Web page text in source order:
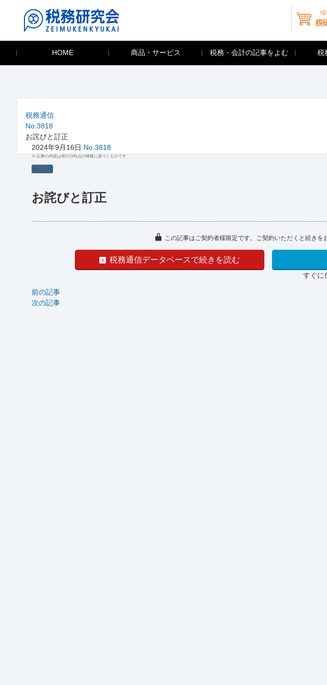
情
税
HOME 商品・サービス 税務・会計の記事をよむ 税
税務通信
No.3818
お詫びと訂正
2024年9月16日 No.3818
※ 記事の内容は発行日時点の情報に基づくものです
その他
お詫びと訂正
この記事はご契約者様限定です。ご契約いただくと続きを
税務通信データベースで続きを読む
すぐに
前の記事
次の記事